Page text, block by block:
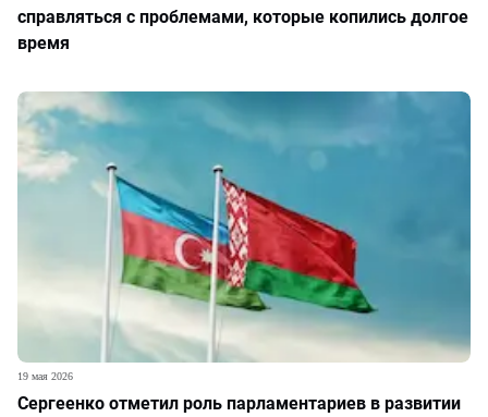
справляться с проблемами, которые копились долгое
время
Сергеенко отметил роль парламентариев в развитии
19 мая 2026